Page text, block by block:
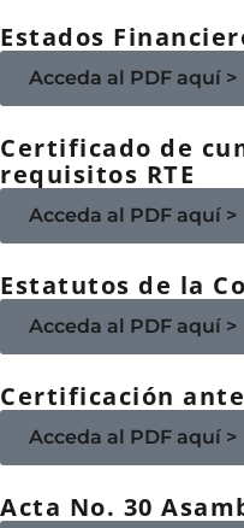
Estados
Acceda al PDF aquí >
Certificado de
requisitos RTE
Acceda al PDF aquí >
Estatutos de la
Acceda al PDF aquí >
Certificación
Acceda al PDF aquí >
Acta No. 30